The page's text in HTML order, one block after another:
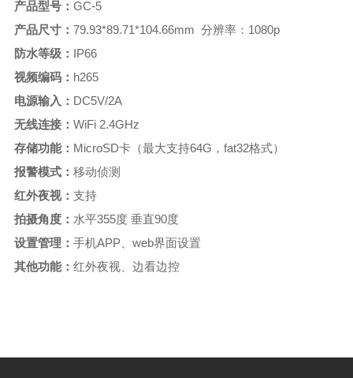
产品型号： GC-5
产品尺寸： 79.93*89.71*104.66mm 分辨率：1080p
防水等级： IP66
视频编码： h265
电源输入： DC5V/2A
无线连接： WiFi 2.4GHz
存储功能： MicroSD卡（最大支持64G，fat32格式）
报警模式： 移动侦测
红外夜视： 支持
拍摄角度： 水平355度 垂直90度
设置管理： 手机APP、web界面设置
其他功能： 红外夜视、边看边控